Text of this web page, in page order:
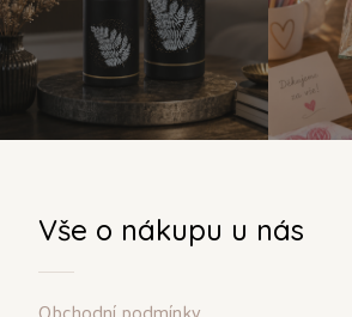
Vše o nákupu u nás